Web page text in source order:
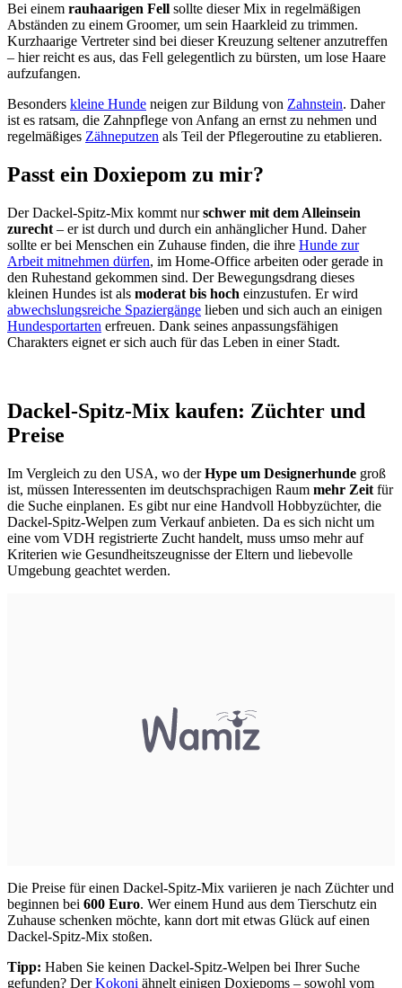
Bei einem rauhaarigen Fell sollte dieser Mix in regelmäßigen
Abständen zu einem Groomer, um sein Haarkleid zu trimmen.
Kurzhaarige Vertreter sind bei dieser Kreuzung seltener anzutreffen
– hier reicht es aus, das Fell gelegentlich zu bürsten, um lose Haare
aufzufangen.
Besonders kleine Hunde neigen zur Bildung von Zahnstein. Daher
ist es ratsam, die Zahnpflege von Anfang an ernst zu nehmen und
regelmäßiges Zähneputzen als Teil der Pflegeroutine zu etablieren.
Passt ein Doxiepom zu mir?
Der Dackel-Spitz-Mix kommt nurschwer mit dem Alleinsein
zurecht – er ist durch und durch ein anhänglicher Hund. Daher
sollte er bei Menschen ein Zuhause finden, die ihre Hunde zur
Arbeit mitnehmen dürfen, im Home-Office arbeiten oder gerade in
den Ruhestand gekommen sind. Der Bewegungsdrang dieses
kleinen Hundes ist als moderat bis hoch einzustufen. Er wird
abwechslungsreiche Spaziergänge lieben und sich auch an einigen
Hundesportarten erfreuen. Dank seines anpassungsfähigen
Charakters eignet er sich auch für das Leben in einer Stadt.
Dackel-Spitz-Mix kaufen: Züchter und
Preise
Im Vergleich zu den USA, wo derHype um Designerhunde groß
ist, müssen Interessenten im deutschsprachigen Raum mehr Zeit für
die Suche einplanen. Es gibt nur eine Handvoll Hobbyzüchter, die
Dackel-Spitz-Welpen zum Verkauf anbieten. Da es sich nicht um
eine vom VDH registrierte Zucht handelt, muss umso mehr auf
Kriterien wie Gesundheitszeugnisse der Eltern und liebevolle
Umgebung geachtet werden.
Die Preise für einen Dackel-Spitz-Mix variieren je nach Züchter und
beginnen bei 600 Euro. Wer einem Hund aus dem Tierschutz ein
Zuhause schenken möchte, kann dort mit etwas Glück auf einen
Dackel-Spitz-Mix stoßen.
Tipp: Haben Sie keinen Dackel-Spitz-Welpen bei Ihrer Suche
gefunden? DerKokoni ähnelt einigen Doxiepoms – sowohl vom